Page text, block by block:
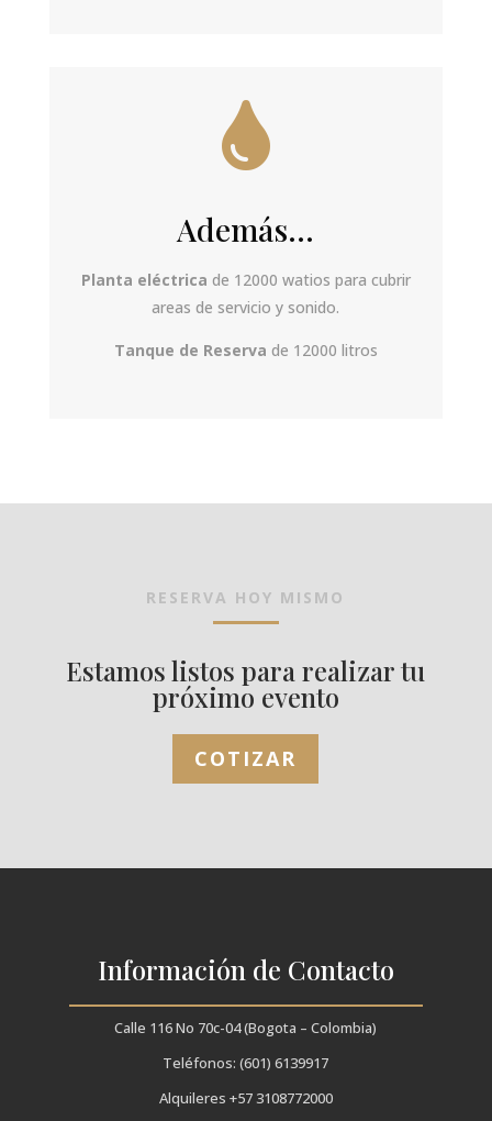

Además...
Planta eléctrica de 12000 watios para cubrir
areas de servicio y sonido.
Tanque de Reserva de 12000 litros
RESERVA HOY MISMO
Estamos listos para realizar tu
próximo evento
COTIZAR
Información de Contacto
Calle 116 No 70c-04 (Bogota – Colombia)
Teléfonos: (601) 6139917
Alquileres +57 3108772000